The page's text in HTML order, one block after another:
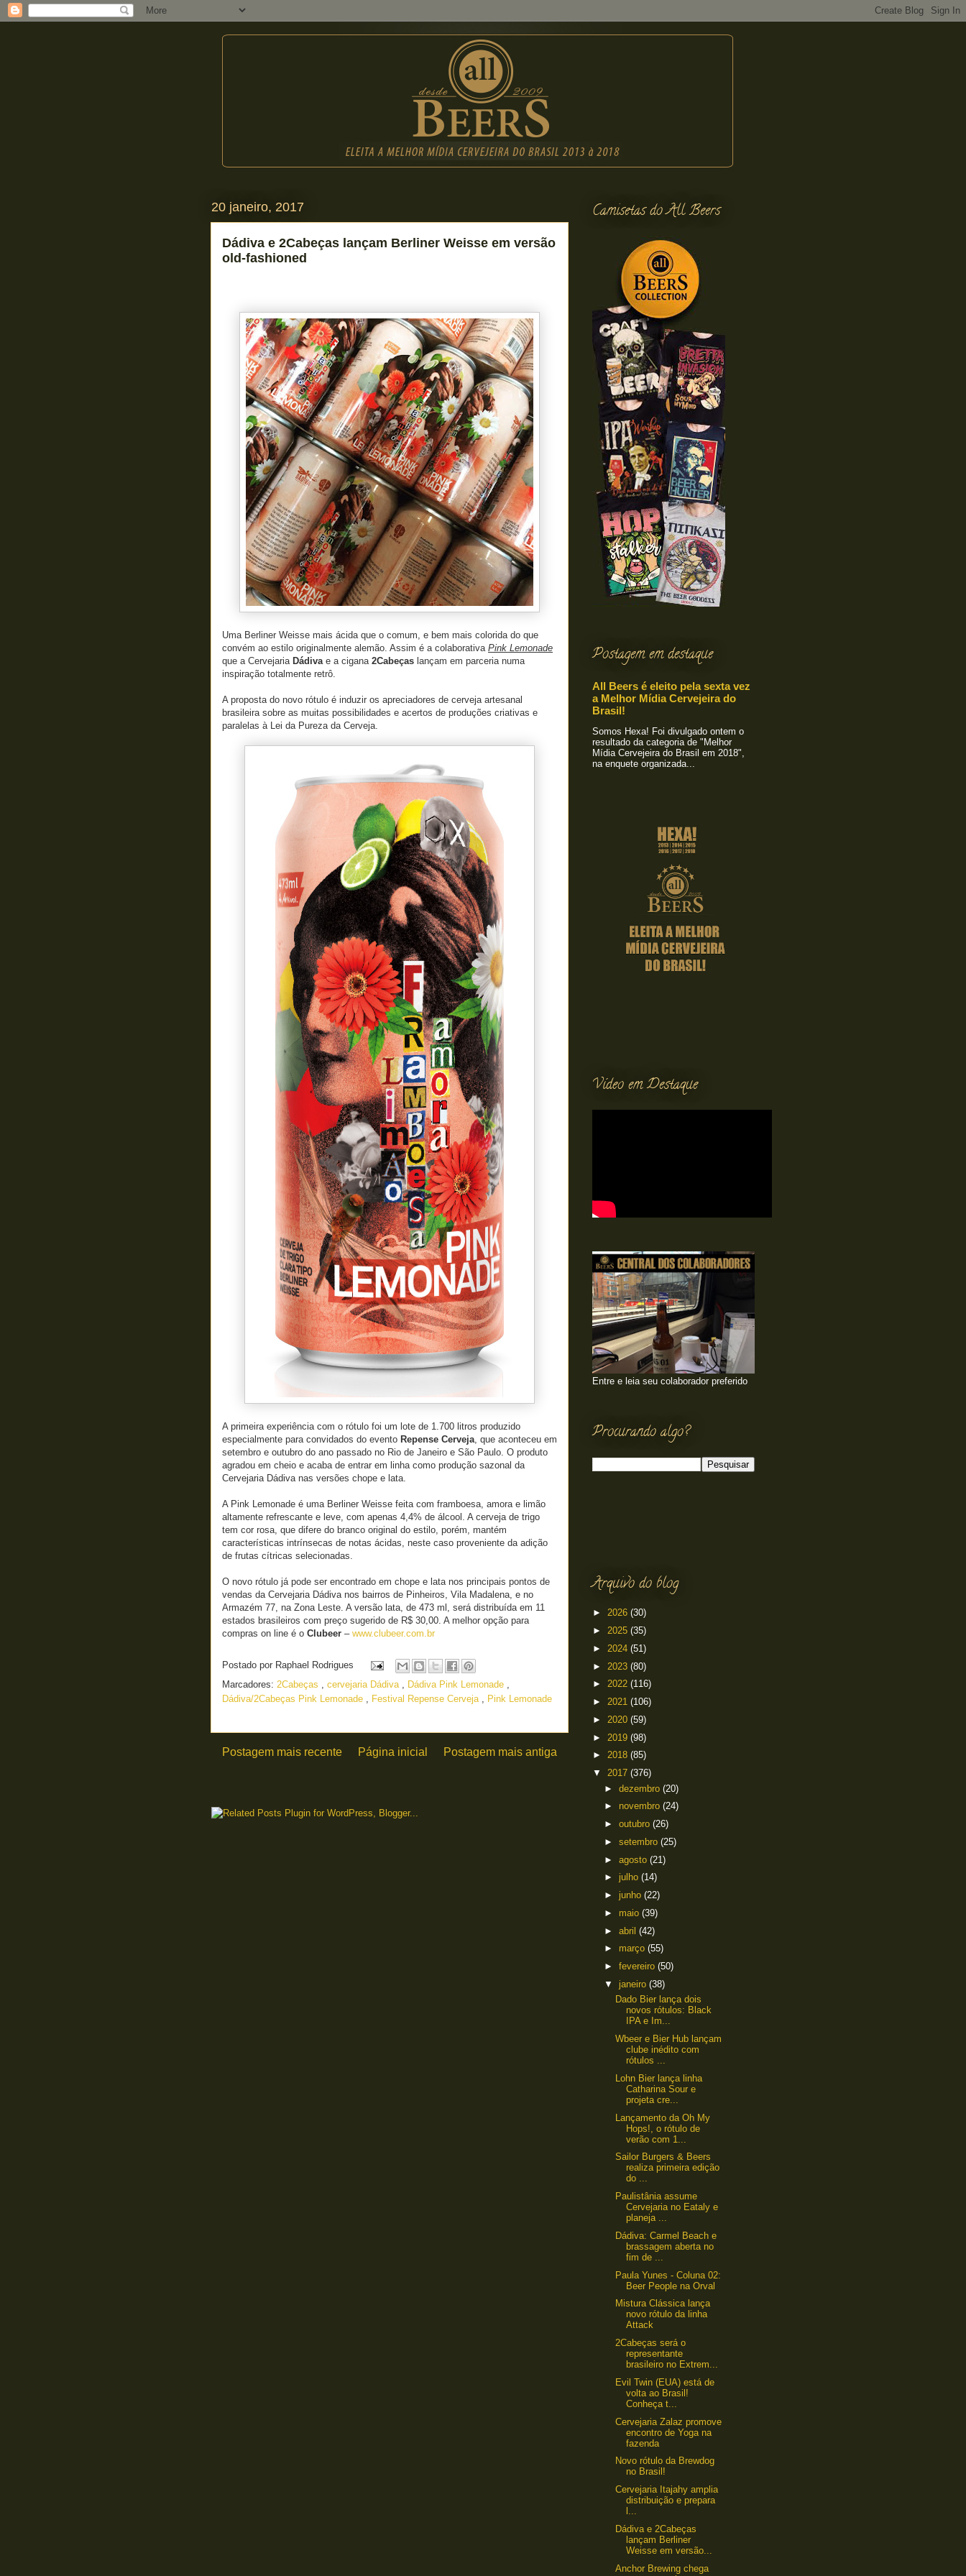
20 janeiro, 2017
Dádiva e 2Cabeças lançam Berliner Weisse em versão
old-fashioned
Uma Berliner Weisse mais ácida que o comum, e bem mais colorida do que
convém ao estilo originalmente alemão. Assim é a colaborativa Pink Lemonade
que a Cervejaria Dádivae a cigana 2Cabeças lançam em parceria numa
inspiração totalmente retrô.
A proposta do novo rótulo é induzir os apreciadores de cerveja artesanal
brasileira sobre as muitas possibilidades e acertos de produções criativas e
paralelas à Lei da Pureza da Cerveja.
A primeira experiência com o rótulo foi um lote de 1.700 litros produzido
especialmente para convidados do evento Repense Cerveja, que aconteceu em
setembro e outubro do ano passado no Rio de Janeiro e São Paulo. O produto
agradou em cheio e acaba de entrar em linha como produção sazonal da
Cervejaria Dádiva nas versões chope e lata.
A Pink Lemonade é uma Berliner Weisse feita com framboesa, amora e limão
altamente refrescante e leve, com apenas 4,4% de álcool. A cerveja de trigo
tem cor rosa, que difere do branco original do estilo, porém, mantém
características intrínsecas de notas ácidas, neste caso proveniente da adição
de frutas cítricas selecionadas.
O novo rótulo já pode ser encontrado em chope e lata nos principais pontos de
vendas da Cervejaria Dádiva nos bairros de Pinheiros, Vila Madalena, e no
Armazém 77, na Zona Leste. A versão lata, de 473 ml, será distribuída em 11
estados brasileiros com preço sugerido de R$ 30,00. A melhor opção para
compras on line é o Clubeer – www.clubeer.com.br
Postado por Raphael Rodrigues
Marcadores: 2Cabeças , cervejaria Dádiva , Dádiva Pink Lemonade ,
Dádiva/2Cabeças Pink Lemonade , Festival Repense Cerveja , Pink Lemonade
Postagem mais recente Postagem mais antiga
Página inicial
Camisetas do All Beers
Postagem em destaque
All Beers é eleito pela sexta vez
a Melhor Mídia Cervejeira do
Brasil!
Somos Hexa! Foi divulgado ontem o
resultado da categoria de "Melhor
Mídia Cervejeira do Brasil em 2018",
na enquete organizada...
Vídeo em Destaque
Entre e leia seu colaborador preferido
Procurando algo?
Arquivo do blog
► 2026 (30)
► 2025 (35)
► 2024 (51)
► 2023 (80)
► 2022 (116)
► 2021 (106)
► 2020 (59)
► 2019 (98)
► 2018 (85)
▼ 2017 (376)
► dezembro (20)
► novembro (24)
► outubro (26)
► setembro (25)
► agosto (21)
► julho (14)
► junho (22)
► maio (39)
► abril (42)
► março (55)
► fevereiro (50)
▼ janeiro (38)
Dado Bier lança dois
novos rótulos: Black
IPA e Im...
Wbeer e Bier Hub lançam
clube inédito com
rótulos ...
Lohn Bier lança linha
Catharina Sour e
projeta cre...
Lançamento da Oh My
Hops!, o rótulo de
verão com 1...
Sailor Burgers & Beers
realiza primeira edição
do ...
Paulistânia assume
Cervejaria no Eataly e
planeja ...
Dádiva: Carmel Beach e
brassagem aberta no
fim de ...
Paula Yunes - Coluna 02:
Beer People na Orval
Mistura Clássica lança
novo rótulo da linha
Attack
2Cabeças será o
representante
brasileiro no Extrem...
Evil Twin (EUA) está de
volta ao Brasil!
Conheça t...
Cervejaria Zalaz promove
encontro de Yoga na
fazenda
Novo rótulo da Brewdog
no Brasil!
Cervejaria Itajahy amplia
distribuição e prepara
l...
Dádiva e 2Cabeças
lançam Berliner
Weisse em versão...
Anchor Brewing chega